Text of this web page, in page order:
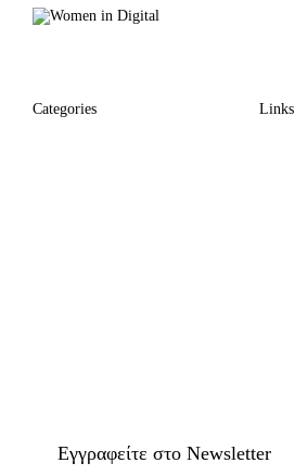
Categories Links
Eγγραφείτε στο Newsletter